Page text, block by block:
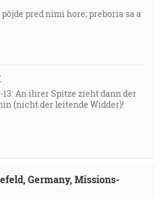
pred nimi hore; preboria sa a
An ihrer Spitze zieht dann der
(nicht der leitende Widder)!
Germany, Missions-